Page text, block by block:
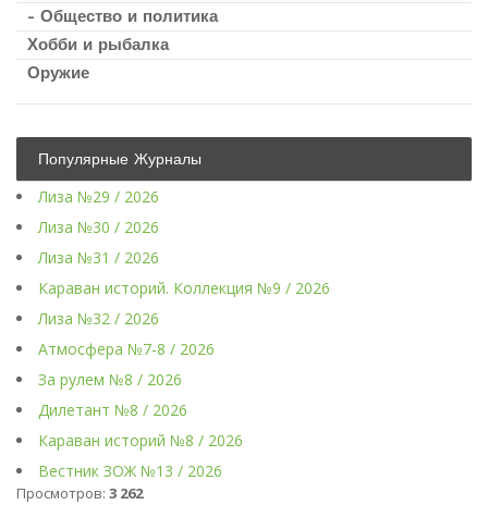
- Общество и политика
Хобби и рыбалка
Оружие
Популярные Журналы
Лиза №29 / 2026
Лиза №30 / 2026
Лиза №31 / 2026
Караван историй. Коллекция №9 / 2026
Лиза №32 / 2026
Атмосфера №7-8 / 2026
За рулем №8 / 2026
Дилетант №8 / 2026
Караван историй №8 / 2026
Вестник ЗОЖ №13 / 2026
Просмотров: 3 262